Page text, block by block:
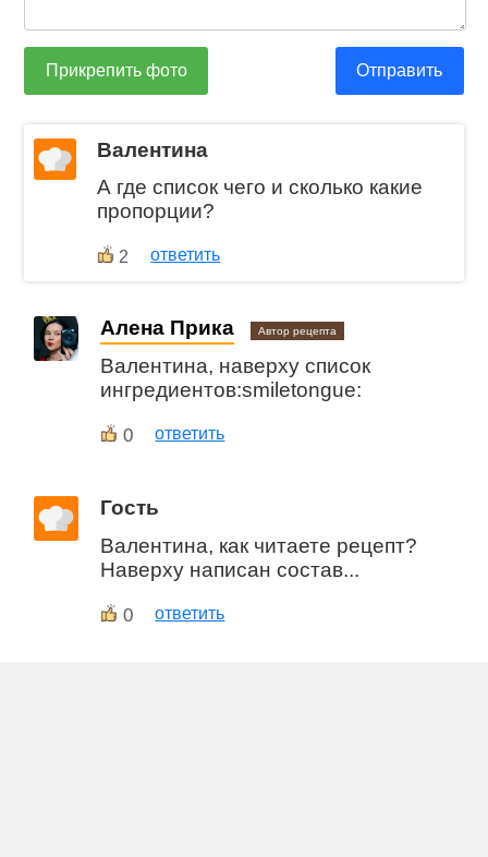
Прикрепить фото Отправить
Валентина
А где список чего и сколько какие
пропорции?
2 ответить
Алена Прика Автор рецепта
Валентина, наверху список
ингредиентов:smiletongue:
0 ответить
Гость
Валентина, как читаете рецепт?
Наверху написан состав...
0 ответить